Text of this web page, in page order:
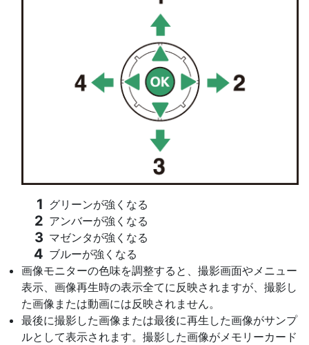
グリーンが強くなる
アンバーが強くなる
マゼンタが強くなる
ブルーが強くなる
画像モニターの色味を調整すると、撮影画面やメニュー
表示、画像再生時の表示全てに反映されますが、撮影し
た画像または動画には反映されません。
最後に撮影した画像または最後に再生した画像がサンプ
ルとして表示されます。撮影した画像がメモリーカード